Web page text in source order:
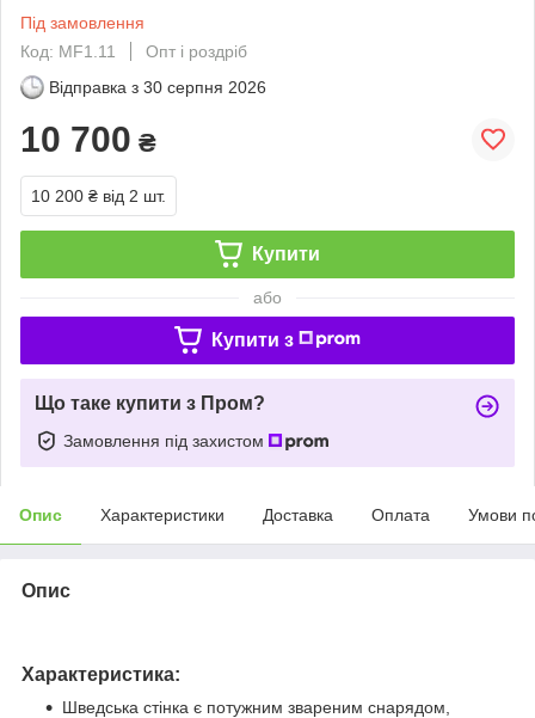
Під замовлення
Код: MF1.11
Опт і роздріб
Відправка з 30 серпня 2026
10 700 ₴
10 200 ₴ від 2 шт.
Купити
або
Купити з
Що таке купити з Пром?
Замовлення під захистом
Опис Характеристики Доставка Оплата Умови
Опис
Характеристика:
Шведська стінка є потужним звареним снарядом,